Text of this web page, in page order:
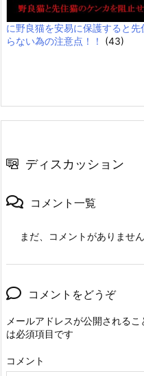
に野良猫を安易に保護すると
らない為の注意点！！
(43)
ディスカッション
コメント一覧
まだ、コメントがありません
コメントをどうぞ
メールアドレスが公開されるこ
は必須項目です
コメント